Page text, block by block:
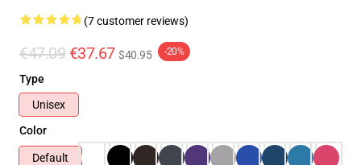
(7 customer reviews)
€47.09 €37.67 $40.95 -20%
Type
Unisex
Color
Default